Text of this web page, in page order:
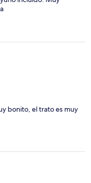
bonito, el trato es muy